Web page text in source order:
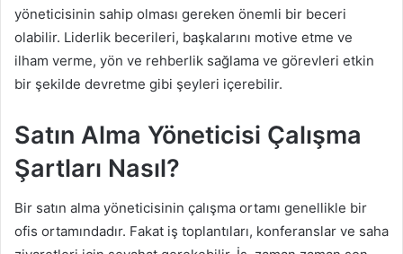
yöneticisinin sahip olması gereken önemli bir beceri
olabilir. Liderlik becerileri, başkalarını motive etme ve
ilham verme, yön ve rehberlik sağlama ve görevleri etkin
bir şekilde devretme gibi şeyleri içerebilir.
Satın Alma Yöneticisi Çalışma
Şartları Nasıl?
Bir satın alma yöneticisinin çalışma ortamı genellikle bir
ofis ortamındadır. Fakat iş toplantıları, konferanslar ve saha